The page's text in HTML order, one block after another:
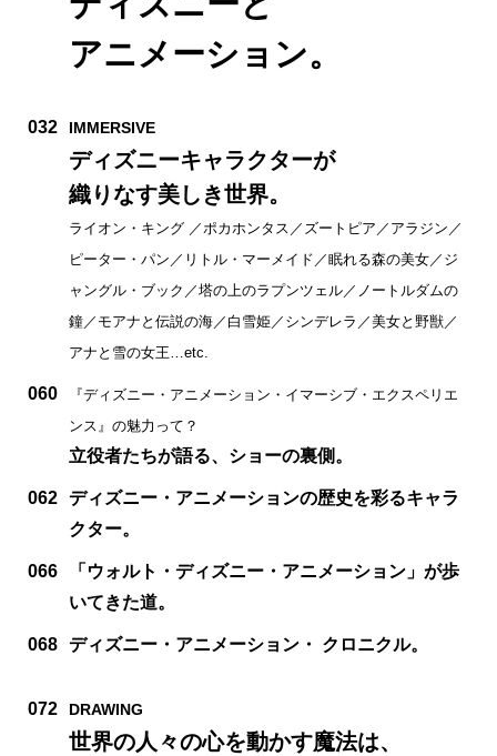
アニメーション。
032 IMMERSIVE
ディズニーキャラクターが
織りなす美しき世界。
ライオン・キング ／ポカホンタス／ズートピア／アラジン／
ピーター・パン／リトル・マーメイド／眠れる森の美女／ジ
ャングル・ブック／塔の上のラプンツェル／ノートルダムの
鐘／モアナと伝説の海／白雪姫／シンデレラ／美女と野獣／
アナと雪の女王…etc.
060
『ディズニー・アニメーション・イマーシブ・エクスペリエ
ンス』の魅力って？
立役者たちが語る、ショーの裏側。
062 ディズニー・アニメーションの歴史を彩るキャラ
クター。
066
「ウォルト・ディズニー・アニメーション」が歩
いてきた道。
068 ディズニー・アニメーション・ クロニクル。
072 DRAWING
世界の人々の心を動かす魔法は、